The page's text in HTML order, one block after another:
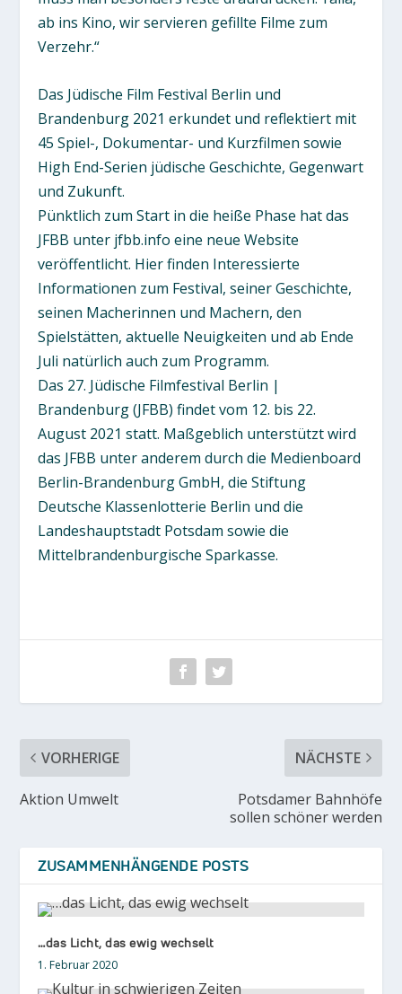
ab ins Kino, wir servieren gefillte Filme zum
Verzehr.“
Das Jüdische Film Festival Berlin und
Brandenburg 2021 erkundet und reflektiert mit
45 Spiel-, Dokumentar- und Kurzfilmen sowie
High End-Serien jüdische Geschichte, Gegenwart
und Zukunft.
Pünktlich zum Start in die heiße Phase hat das
JFBB unter jfbb.info eine neue Website
veröffentlicht. Hier finden Interessierte
Informationen zum Festival, seiner Geschichte,
seinen Macherinnen und Machern, den
Spielstätten, aktuelle Neuigkeiten und ab Ende
Juli natürlich auch zum Programm.
Das 27. Jüdische Filmfestival Berlin |
Brandenburg (JFBB) findet vom 12. bis 22.
August 2021 statt. Maßgeblich unterstützt wird
das JFBB unter anderem durch die Medienboard
Berlin-Brandenburg GmbH, die Stiftung
Deutsche Klassenlotterie Berlin und die
Landeshauptstadt Potsdam sowie die
Mittelbrandenburgische Sparkasse.
VORHERIGE
Aktion Umwelt
NÄCHSTE
Potsdamer Bahnhöfe
sollen schöner werden
ZUSAMMENHÄNGENDE POSTS
…das Licht, das ewig wechselt
1. Februar 2020